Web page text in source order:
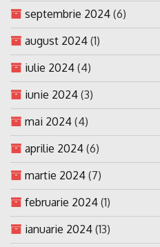
septembrie 2024 (6)
august 2024 (1)
iulie 2024 (4)
iunie 2024 (3)
mai 2024 (4)
aprilie 2024 (6)
martie 2024 (7)
februarie 2024 (1)
ianuarie 2024 (13)